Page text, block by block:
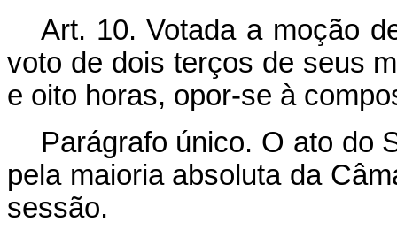
Art. 10. Votada a moção
voto de dois terços de seus
e oito horas, opor-se à
Parágrafo único. O ato do
pela maioria absoluta da
sessão.